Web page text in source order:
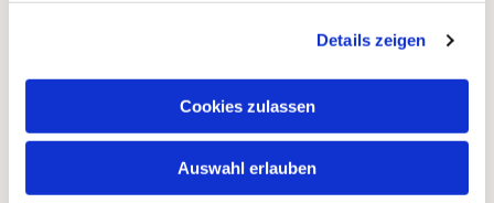
Details zeigen
Cookies zulassen
Auswahl erlauben